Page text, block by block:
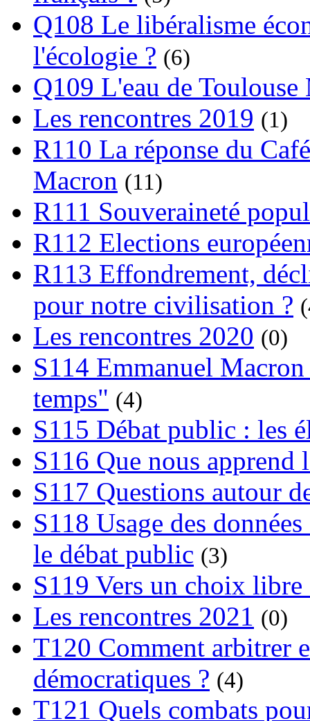
Q108 Le libéralisme
l'écologie ? (6)
Q109 L'eau de
Les rencontres 2019 (1)
R110 La réponse du
Macron (11)
R111 Souveraineté
R112 Elections
R113 Effondrement,
pour notre civilisation ?
Les rencontres 2020 (0)
S114 Emmanuel
temps" (4)
S115 Débat public : les
S116 Que nous apprend
S117 Questions autour
S118 Usage des
le débat public (3)
S119 Vers un choix
Les rencontres 2021 (0)
T120 Comment arbitrer
démocratiques ? (4)
T121 Quels combats